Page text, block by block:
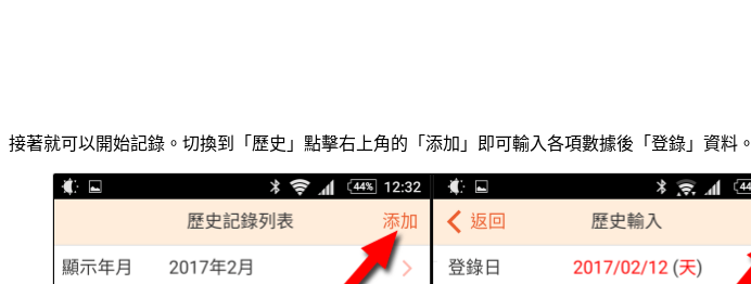
接著就可以開始記錄。切換到「歷史」點擊右上角的「添加」即可輸入各項數據後「登錄」資料。